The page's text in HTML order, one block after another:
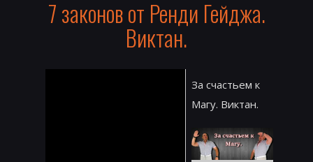
7 законов от Ренди Гейджа.
Виктан.
За счастьем к
Магу. Виктан.